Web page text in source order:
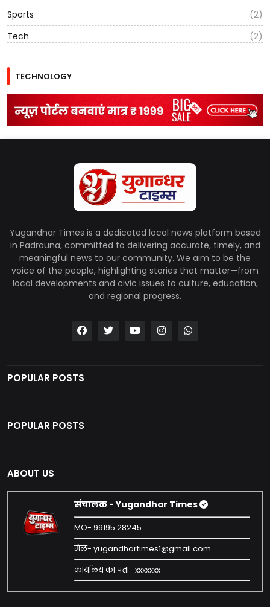
Sports
(2)
Tech
(2)
TECHNOLOGY
Yugandhar Times is a dedicated local news platform based
in Padrauna, committed to delivering accurate, timely, and
meaningful news to our community. We aim to be the
voice of the people, highlighting stories that matter—from
local developments and civic issues to culture, education,
and regional progress.
POPULAR POSTS
POPULAR POSTS
ABOUT US
संचालक - Yugandhar Times
MO- 99195 28245
मेल- yugandhartimes1@gmail.com
कार्यालय का पता- xxxxxxx